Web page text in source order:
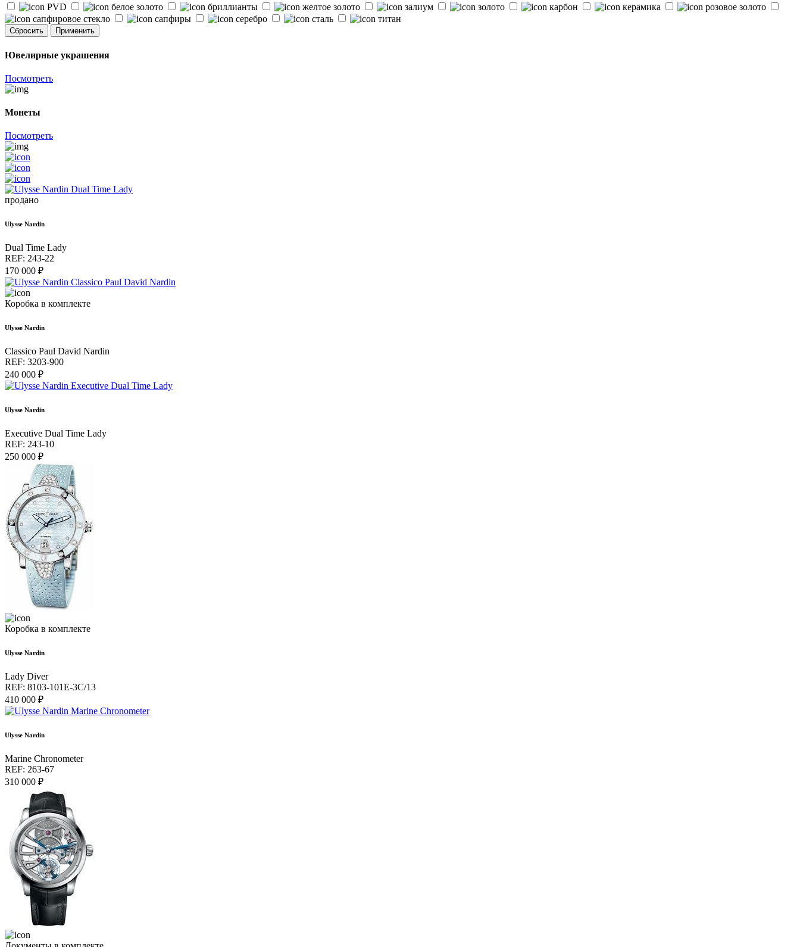
PVD
белое золото бриллианты желтое золото залиум золото карбон керамика
розовое золото
сапфировое стекло
сапфиры серебро сталь титан
Сбросить Применить
Ювелирные украшения
Посмотреть
Монеты
Посмотреть
продано
Ulysse Nardin
Dual Time Lady
REF: 243-22
170 000 ₽
Коробка в комплекте
Ulysse Nardin
Classico Paul David Nardin
REF: 3203-900
240 000 ₽
Ulysse Nardin
Executive Dual Time Lady
REF: 243-10
250 000 ₽
Коробка в комплекте
Ulysse Nardin
Lady Diver
REF: 8103-101E-3C/13
410 000 ₽
Ulysse Nardin
Marine Chronometer
REF: 263-67
310 000 ₽